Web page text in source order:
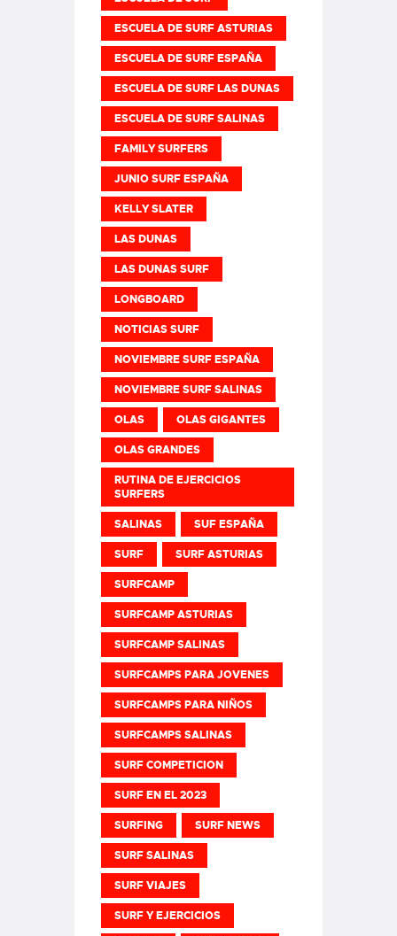
ESCUELA DE SURF ASTURIAS
ESCUELA DE SURF ESPAÑA
ESCUELA DE SURF LAS DUNAS
ESCUELA DE SURF SALINAS
FAMILY SURFERS
JUNIO SURF ESPAÑA
KELLY SLATER
LAS DUNAS
LAS DUNAS SURF
LONGBOARD
NOTICIAS SURF
NOVIEMBRE SURF ESPAÑA
NOVIEMBRE SURF SALINAS
OLAS OLAS GIGANTES
OLAS GRANDES
RUTINA DE EJERCICIOS
SURFERS
SALINAS SUF ESPAÑA
SURF SURF ASTURIAS
SURFCAMP
SURFCAMP ASTURIAS
SURFCAMP SALINAS
SURFCAMPS PARA JOVENES
SURFCAMPS PARA NIÑOS
SURFCAMPS SALINAS
SURF COMPETICION
SURF EN EL 2023
SURFING SURF NEWS
SURF SALINAS
SURF VIAJES
SURF Y EJERCICIOS